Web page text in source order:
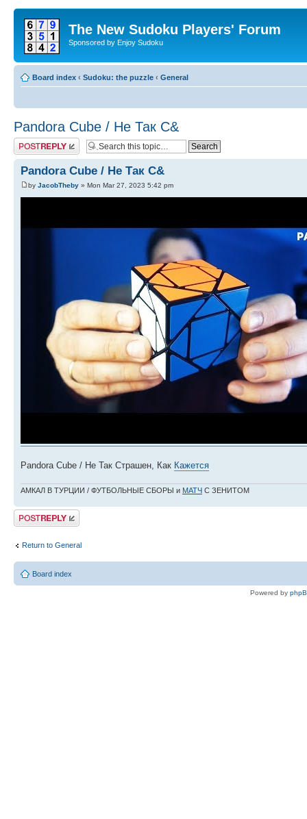
The New Sudoku Players' Forum
Sponsored by Enjoy Sudoku
Board index ‹ Sudoku: the puzzle ‹ General
Pandora Cube / Не Так С&
Post a reply
Pandora Cube / Не Так С&
by JacobTheby » Mon Mar 27, 2023 5:42 pm
Pandora Cube / Не Так Страшен, Как Кажется
АМКАЛ В ТУРЦИИ / ФУТБОЛЬНЫЕ СБОРЫ и МАТЧ С ЗЕНИТОМ
Post a reply
Return to General
Board index
Powered by